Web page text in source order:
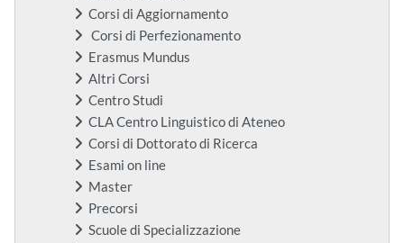
Corsi di Aggiornamento
Corsi di Perfezionamento
Erasmus Mundus
Altri Corsi
Centro Studi
CLA Centro Linguistico di Ateneo
Corsi di Dottorato di Ricerca
Esami on line
Master
Precorsi
Scuole di Specializzazione